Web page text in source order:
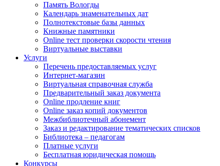
Память Вологды
Календарь знаменательных дат
Полнотекстовые базы данных
Книжные памятники
Online тест проверки скорости чтения
Виртуальные выставки
Услуги
Перечень предоставляемых услуг
Интернет-магазин
Виртуальная справочная служба
Предварительный заказ документа
Online продление книг
Online заказ копий документов
Межбиблиотечный абонемент
Заказ и редактирование тематических списков
Библиотека – педагогам
Платные услуги
Бесплатная юридическая помощь
Конкурсы